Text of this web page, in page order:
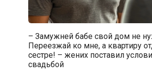
– Замужней бабе свой дом не
Переезжай ко мне, а квартиру
сестре! – жених поставил
свадьбой